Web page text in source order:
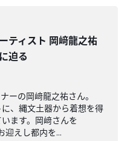
ティスト 岡﨑龍之祐
迫る
ーの岡﨑龍之祐さん。
に、縄文土器から着想を得
ます。岡﨑さんを
えし都内を...